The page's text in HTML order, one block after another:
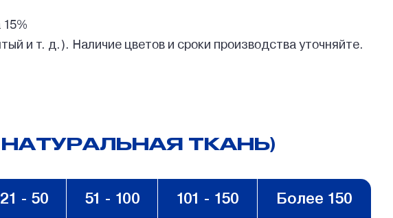
и т. д.). Наличие цветов и сроки производства уточняйте.
ТКАНЬ)
21 - 50 51 - 100 101 - 150 Более 150